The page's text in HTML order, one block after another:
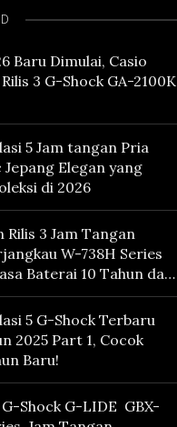
Baru Dimulai, Casio
3 G-Shock GA-2100K
5 Jam tangan Pria
Elegan yang
di 2026
Rilis 3 Jam Tangan
W-738H Series
Baterai 10 Tahun dan
5 G-Shock Terbaru
2025 Part 1, Cocok
Baru!
G-Shock G-LIDE GBX-